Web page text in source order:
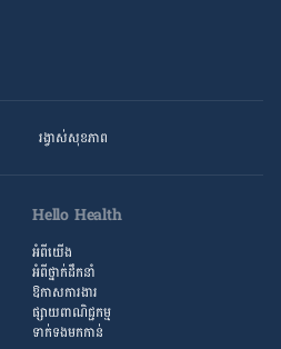
រង្វាស់​សុខភាព
Hello Health
អំពីយើង
អំពី​ថ្នាក់ដឹកនាំ
ឱកាស​ការងារ
ផ្សាយពាណិជ្ជកម្ម
ទាក់ទងមកកាន់